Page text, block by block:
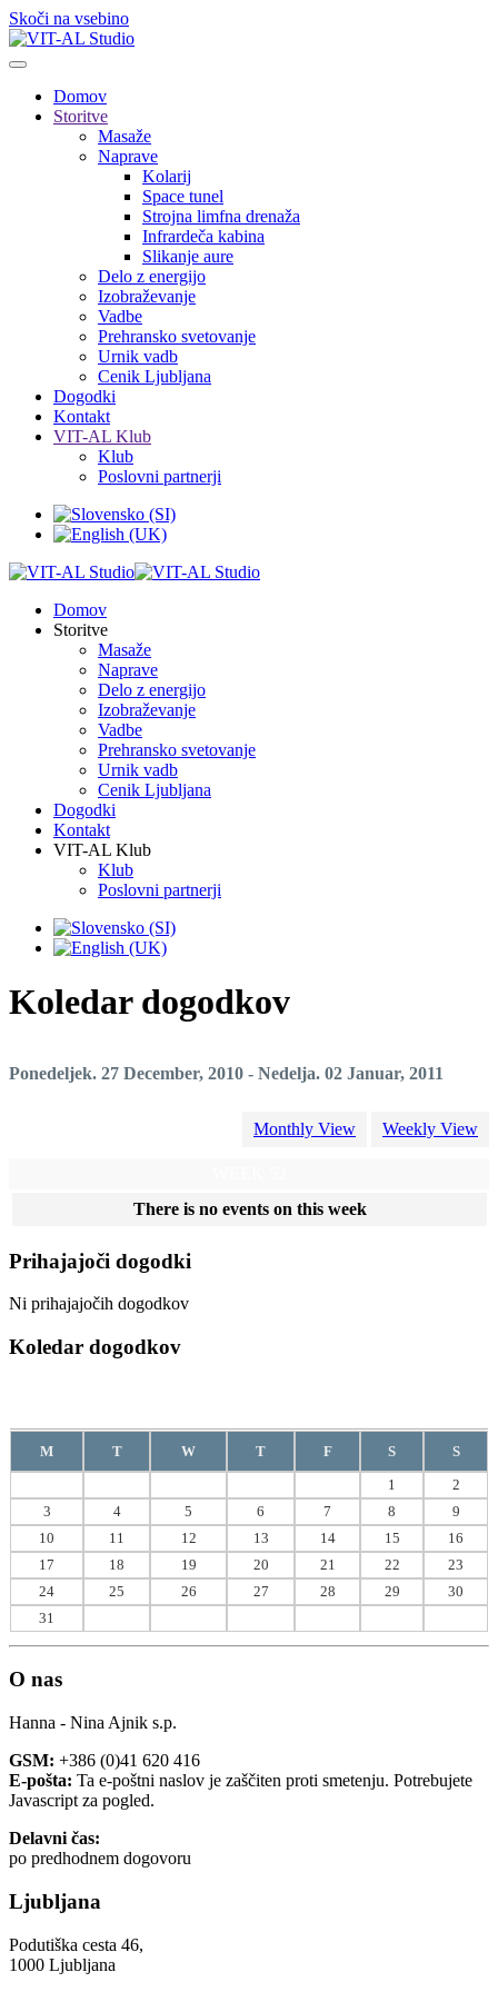
Skoči na vsebino
Domov
Storitve
Masaže
Naprave
Kolarij
Space tunel
Strojna limfna drenaža
Infrardeča kabina
Slikanje aure
Delo z energijo
Izobraževanje
Vadbe
Prehransko svetovanje
Urnik vadb
Cenik Ljubljana
Dogodki
Kontakt
VIT-AL Klub
Klub
Poslovni partnerji
Domov
Storitve
Masaže
Naprave
Delo z energijo
Izobraževanje
Vadbe
Prehransko svetovanje
Urnik vadb
Cenik Ljubljana
Dogodki
Kontakt
VIT-AL Klub
Klub
Poslovni partnerji
Koledar dogodkov
Ponedeljek. 27 December, 2010 - Nedelja. 02 Januar, 2011
Monthly View Weekly View
There is no events on this week
Prihajajoči dogodki
Ni prihajajočih dogodkov
Koledar dogodkov
M T W T F S
S
1
2
3
4 5 6 7 8
9
10
11 12 13 14 15
16
17
18 19 20 21 22
23
24
25 26 27 28 29
30
31
O nas
Hanna - Nina Ajnik s.p.
GSM: +386 (0)41 620 416
E-pošta: Ta e-poštni naslov je zaščiten proti smetenju. Potrebujete
Javascript za pogled.
Delavni čas:
po predhodnem dogovoru
Ljubljana
Podutiška cesta 46,
1000 Ljubljana